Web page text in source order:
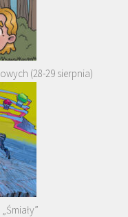
(28-29 sierpnia)